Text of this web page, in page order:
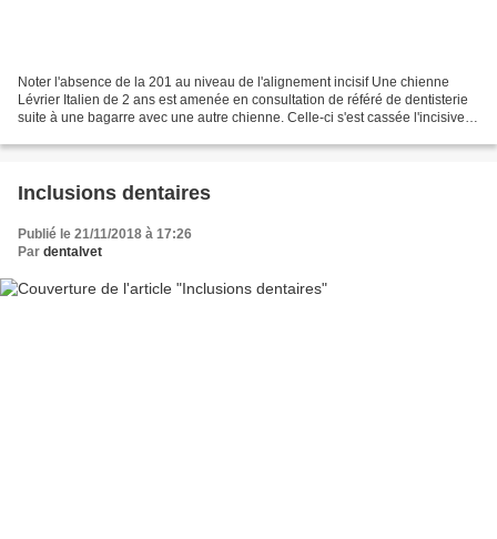
Noter l'absence de la 201 au niveau de l'alignement incisif Une chienne
Lévrier Italien de 2 ans est amenée en consultation de référé de dentisterie
suite à une bagarre avec une autre chienne. Celle-ci s'est cassée l'incisive
Inclusions dentaires
Publié le 21/11/2018 à 17:26
Par dentalvet